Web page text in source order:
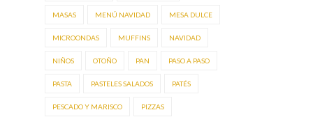
MASAS MENÚ NAVIDAD MESA DULCE
MICROONDAS MUFFINS NAVIDAD
NIÑOS OTOÑO PAN PASO A PASO
PASTA PASTELES SALADOS PATÉS
PESCADO Y MARISCO PIZZAS